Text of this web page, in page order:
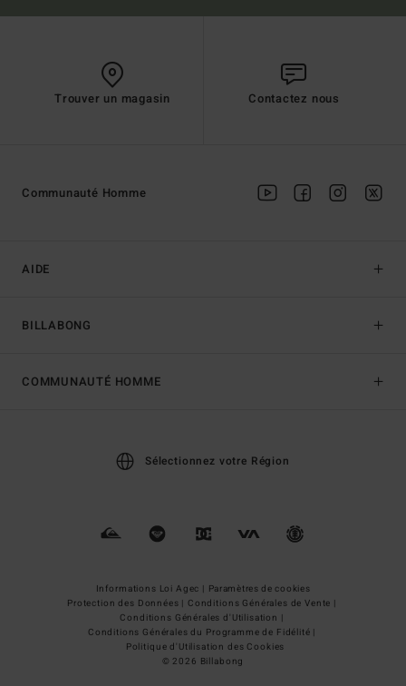
Trouver un magasin Contactez nous
AIDE
BILLABONG
Communauté Homme
COMMUNAUTÉ HOMME
Sélectionnez votre Région
Informations Loi Agec | Paramètres de cookies
Protection des Données | Conditions Générales de Vente |
Conditions Générales d'Utilisation |
Conditions Générales du Programme de Fidélité |
Politique d'Utilisation des Cookies
© 2026 Billabong